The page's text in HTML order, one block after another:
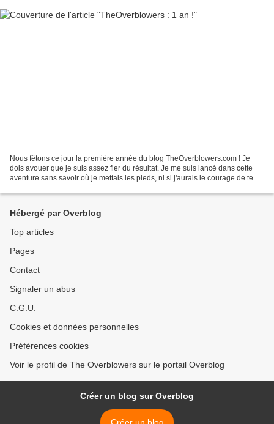
Nous fêtons ce jour la première année du blog TheOverblowers.com ! Je
dois avouer que je suis assez fier du résultat. Je me suis lancé dans cette
aventure sans savoir où je mettais les pieds, ni si j'aurais le courage de tenir
Hébergé par Overblog
Top articles
Pages
Contact
Signaler un abus
C.G.U.
Cookies et données personnelles
Préférences cookies
Voir le profil de The Overblowers sur le portail Overblog
Créer un blog sur Overblog